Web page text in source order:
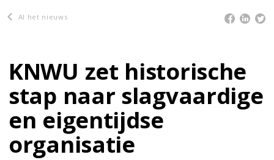
Al het nieuws
KNWU zet historische
stap naar slagvaardige
en eigentijdse
organisatie